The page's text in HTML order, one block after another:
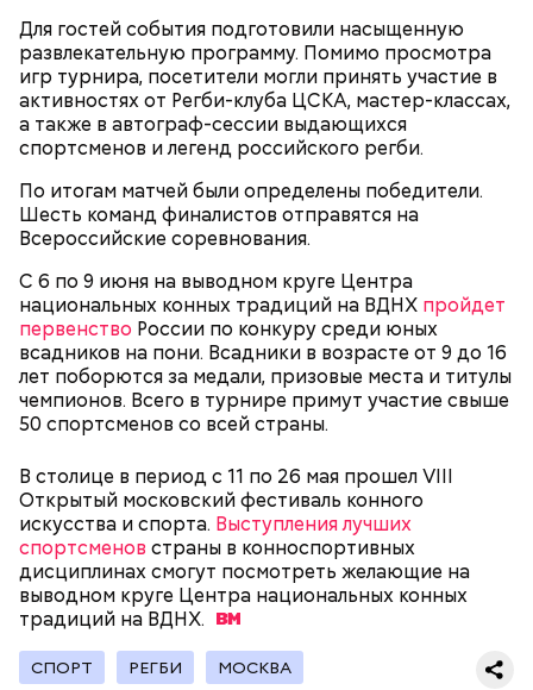
Для гостей события подготовили насыщенную
развлекательную программу. Помимо просмотра
игр турнира, посетители могли принять участие в
активностях от Регби-клуба ЦСКА, мастер-классах,
а также в автограф-сессии выдающихся
спортсменов и легенд российского регби.
По итогам матчей были определены победители.
Шесть команд финалистов отправятся на
Всероссийские соревнования.
С 6 по 9 июня на выводном круге Центра
национальных конных традиций на ВДНХ пройдет
первенство России по конкуру среди юных
всадников на пони. Всадники в возрасте от 9 до 16
лет поборются за медали, призовые места и титулы
чемпионов. Всего в турнире примут участие свыше
50 спортсменов со всей страны.
В столице в период с 11 по 26 мая прошел VIII
Открытый московский фестиваль конного
искусства и спорта. Выступления лучших
спортсменов страны в конноспортивных
дисциплинах смогут посмотреть желающие на
выводном круге Центра национальных конных
традиций на ВДНХ.
СПОРТ РЕГБИ МОСКВА
В настоящее время велоинфраструктура «Зеленого
кольца» реализована в пяти округах города,
— Маршрут затрагивает востребованные улицы
районов. Таким образом, жители разных районов
смогут как отдыхать, так и ездить по делам по
реализованным велополосам и велодорожкам.
Фото: Shutterstock
стал прототипом жилища Мастера. Но согласно
самой популярной — это подвал дома № 9, что в
Мансуровском переулке. Здесь жили друзья
Булгакова — братья Топлениновы. Писатель часто
приходил к ним в гости и работал над «Мастером и
Маргаритой».
Небольшой деревянный дом построили в начале
XIX века, предположительно, в 1830 годах. В здании
есть полуподвальный этаж, который обустроен
под жилое помещение.
Символом Московского зоопарка является дикий
кот — манул Тимофей. С ним можно даже немного
поиграть, конечно же, за защитным стеклом.
гостями зоопарка.
Топ-10 милых зверят, которые
появились на свет в Московском
Парк Горького
Более 40 тысяч пассажиров
теплоходов принял Северный